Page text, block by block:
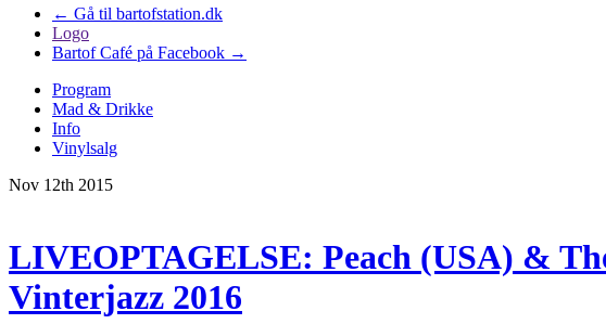
← Gå til bartofstation.dk
Logo
Bartof Café på Facebook →
Program
Mad & Drikke
Info
Vinylsalg
Nov 12th 2015
LIVEOPTAGELSE: Peach (USA) &
Vinterjazz 2016